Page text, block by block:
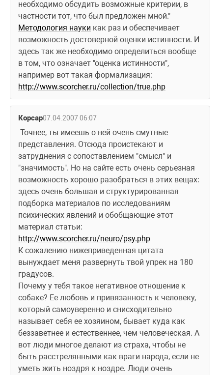
необходимо обсудить возможные критерии, в
частности тот, что был предложен мной."
Методология науки как раз и обеспечивает
возможность достоверной оценки истинности. И
здесь так же необходимо определиться вообще
в том, что означает "оценка истинности",
http://www.scorcher.ru/collection/true.php
Корсар07.04.2007 06:07
представления. Отсюда проистекают и
затруднения с сопоставлением "смысл" и
"значимость". Но на сайте есть очень серьезная
возможность хорошо разобраться в этих вещах:
здесь очень большая и структурированная
подборка материалов по исследованиям
психических явлений и обобщающие этот
http://www.scorcher.ru/neuro/psy.php
К сожалению нижеприведенная цитата
вынуждает меня развернуть твой упрек на 180
градусов.
Почему у тебя такое негативное отношение к
собаке? Ее любовь и привязанность к человеку,
который самоуверенно и снисходительно
называет себя ее хозяином, бывает куда как
беззаветнее и естественнее, чем человеческая. А
вот люди многое делают из страха, чтобы не
быть расстрелянными как враги народа, если не
уметь жить ноздря к ноздре. Люди очень